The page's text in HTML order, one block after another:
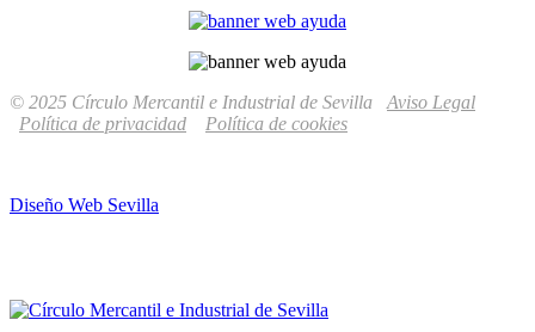
© 2025 Círculo Mercantil e Industrial de Sevilla Aviso Legal
Política de privacidad
Política de cookies
Diseño Web Sevilla